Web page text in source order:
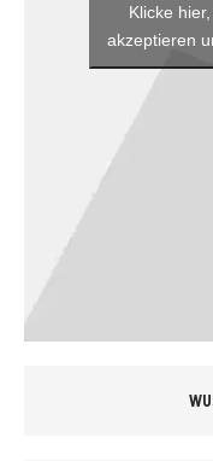
Klicke
akzeptieren